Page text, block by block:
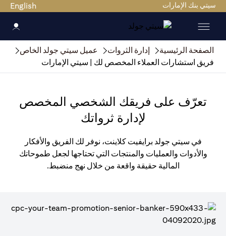
سيتي بنك الإمارات English
الصفحة الرئيسية إدارة الثروات
عميل سيتي جولد الخاص
فريق استشارات العملاء المخصص لك | سيتي الإمارات
تعرّف على فريقك الشخصي المخصص
لإدارة ثرواتك
في سيتي جولد برايفيت كلاينت، نوفر لك الفريق والأفكار
والأدوات والعمليات والمنتجات التي تحتاجها لجعل طموحاتك
المالية حقيقة واقعة من خلال نهج منضبط.